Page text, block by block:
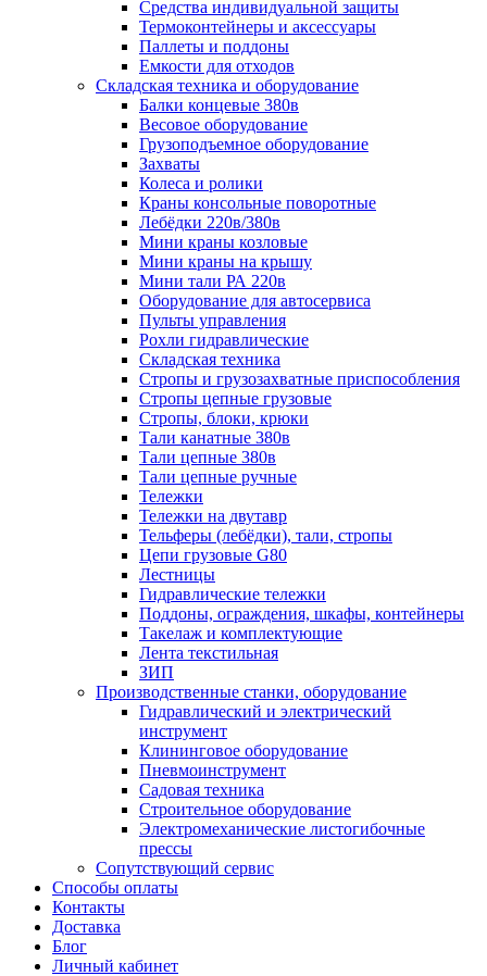
Средства индивидуальной защиты
Термоконтейнеры и аксессуары
Паллеты и поддоны
Емкости для отходов
Складская техника и оборудование
Балки концевые 380в
Весовое оборудование
Грузоподъемное оборудование
Захваты
Колеса и ролики
Краны консольные поворотные
Лебёдки 220в/380в
Мини краны козловые
Мини краны на крышу
Мини тали РА 220в
Оборудование для автосервиса
Пульты управления
Рохли гидравлические
Складская техника
Стропы и грузозахватные приспособления
Стропы цепные грузовые
Стропы, блоки, крюки
Тали канатные 380в
Тали цепные 380в
Тали цепные ручные
Тележки
Тележки на двутавр
Тельферы (лебёдки), тали, стропы
Цепи грузовые G80
Лестницы
Гидравлические тележки
Поддоны, ограждения, шкафы, контейнеры
Такелаж и комплектующие
Лента текстильная
ЗИП
Производственные станки, оборудование
Гидравлический и электрический
инструмент
Клининговое оборудование
Пневмоинструмент
Садовая техника
Строительное оборудование
Электромеханические листогибочные
прессы
Сопутствующий сервис
Способы оплаты
Контакты
Доставка
Блог
Личный кабинет